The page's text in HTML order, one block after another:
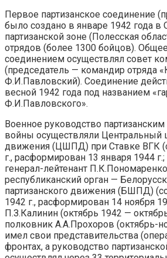
Первое партизанское соединение
было создано в январе 1942 года в
партизанской зоне (Полесская
отрядов (более 1300 бойцов).
соединением осуществлял совет
(председатель — командир отряда
Ф.И.Павловский). Соединение
весной 1942 года под названием
Ф.И.Павловского».
Военное руководство
войны осуществляли Центральный
движения (ЦШПД) при Ставке ВГК
г., расформирован 13 января 1944
генерал-лейтенант
республиканский орган —
партизанского движения (БШПД)
1942 г., расформирован 14 ноября
П.З.Калинин (октябрь 1942 —
полковник А.А.Прохоров (октябрь-
имел свои представительства
фронтах, а руководство